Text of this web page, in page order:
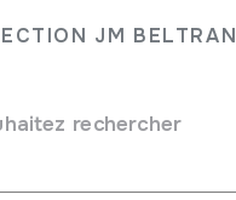
JM BELTRAN
rechercher
vascas